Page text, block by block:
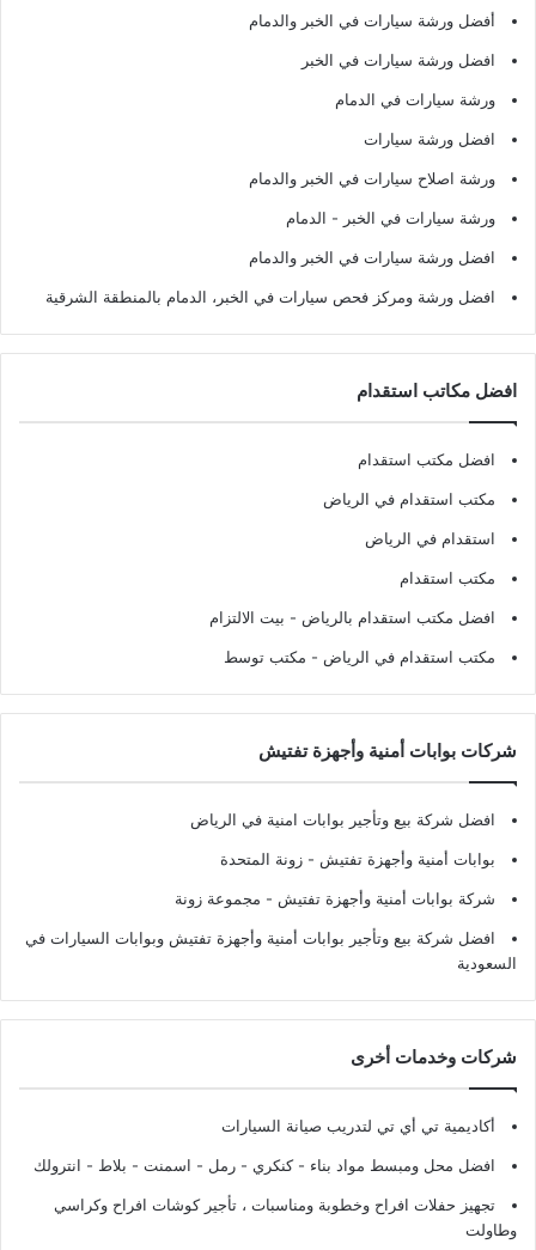
أفضل ورشة سيارات في الخبر والدمام
افضل ورشة سيارات في الخبر
ورشة سيارات في الدمام
افضل ورشة سيارات
ورشة اصلاح سيارات في الخبر والدمام
ورشة سيارات في الخبر - الدمام
افضل ورشة سيارات في الخبر والدمام
افضل ورشة ومركز فحص سيارات في الخبر، الدمام بالمنطقة الشرقية
افضل مكاتب استقدام
افضل مكتب استقدام
مكتب استقدام في الرياض
استقدام في الرياض
مكتب استقدام
افضل مكتب استقدام بالرياض - بيت الالتزام
مكتب استقدام في الرياض - مكتب توسط
شركات بوابات أمنية وأجهزة تفتيش
افضل شركة بيع وتأجير بوابات امنية في الرياض
بوابات أمنية وأجهزة تفتيش - زونة المتحدة
شركة بوابات أمنية وأجهزة تفتيش - مجموعة زونة
افضل شركة بيع وتأجير بوابات أمنية وأجهزة تفتيش وبوابات السيارات في
السعودية
شركات وخدمات أخرى
أكاديمية تي أي تي لتدريب صيانة السيارات
افضل محل ومبسط مواد بناء - كنكري - رمل - اسمنت - بلاط - انترولك
تجهيز حفلات افراح وخطوبة ومناسبات ، تأجير كوشات افراح وكراسي
وطاولت